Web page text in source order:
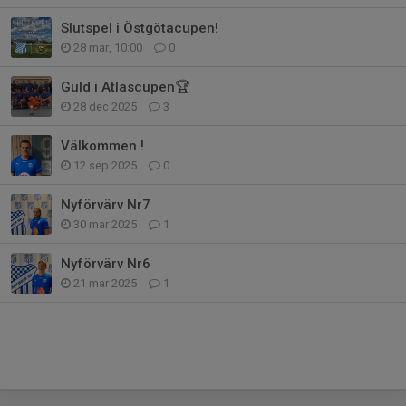
Slutspel i Östgötacupen!
28 mar, 10:00 0
Guld i Atlascupen🏆
28 dec 2025 3
Välkommen !
12 sep 2025 0
Nyförvärv Nr7
30 mar 2025 1
Nyförvärv Nr6
21 mar 2025 1